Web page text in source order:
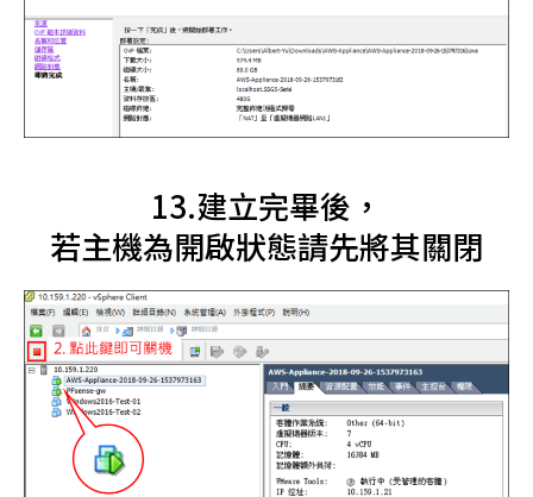
13.建立完畢後，
若主機為開啟狀態請先將其關閉